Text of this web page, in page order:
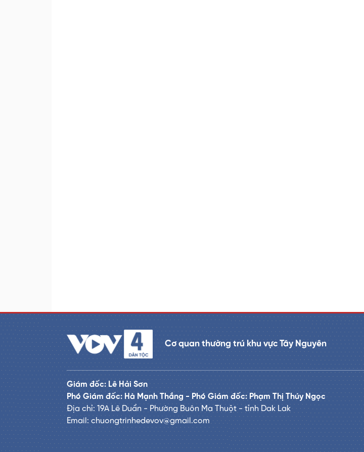
Cơ quan thường trú khu vực Tây Nguyên
Giám đốc: Lê Hải Sơn
Phó Giám đốc: Hà Mạnh Thắng - Phó Giám đốc: Phạm Thị Thúy Ngọc
Địa chỉ: 19A Lê Duẩn - Phường Buôn Ma Thuột - tỉnh Dak Lak
Email: chuongtrinhedevov@gmail.com